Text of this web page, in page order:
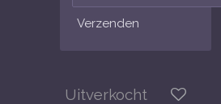
Verzenden
Uitverkocht